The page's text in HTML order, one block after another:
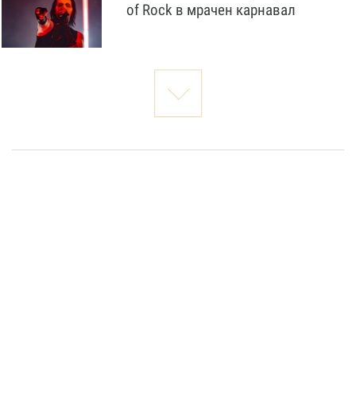
of Rock в мрачен карнавал